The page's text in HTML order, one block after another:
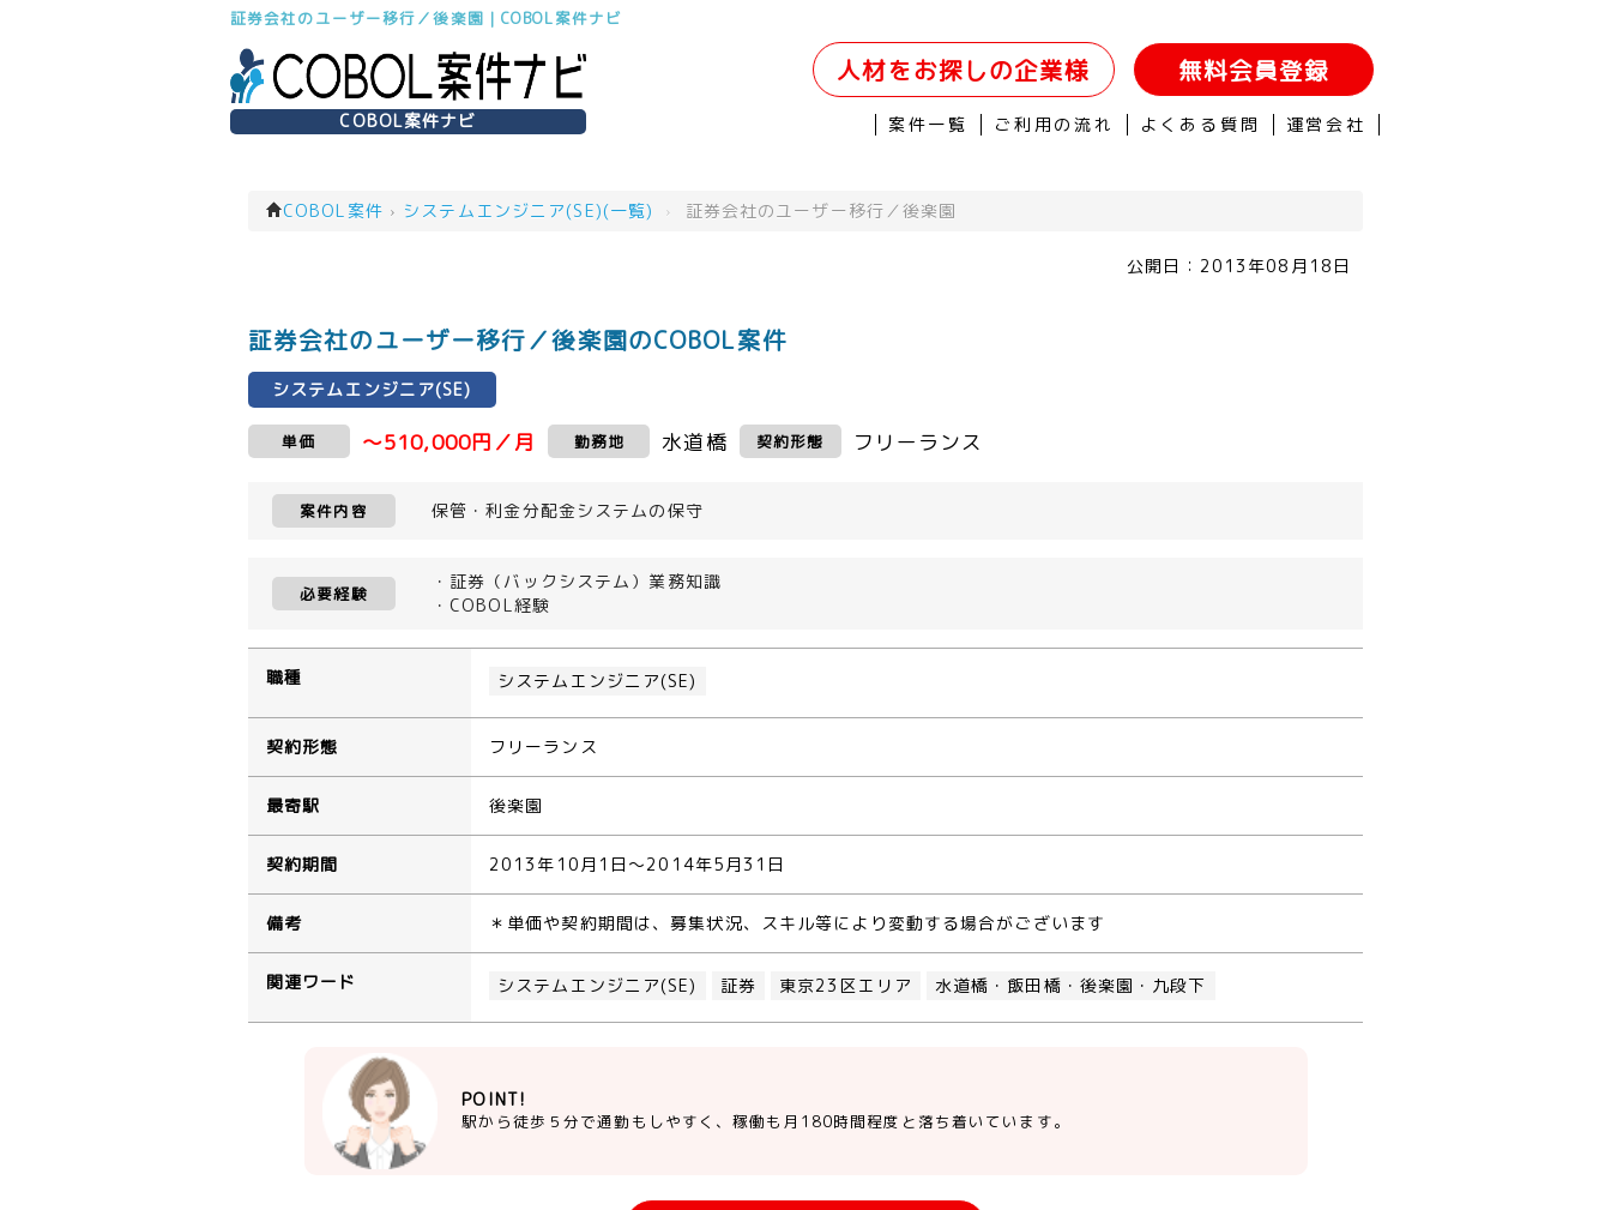
証券会社のユーザー移行／後楽園｜COBOL案件ナビ
COBOL案件ナビ
人材をお探しの企業様 無料会員登録
案件一覧 ご利用の流れ よくある質問 運営会社
COBOL案件 › システムエンジニア(SE)(一覧) › 証券会社のユーザー移行／後楽園
公開日： 2013年08月18日
証券会社のユーザー移行／後楽園のCOBOL案件
システムエンジニア(SE)
単価 ～510,000円／月 勤務地 水道橋 契約形態 フリーランス
案件内容 保管・利金分配金システムの保守
必要経験
・証券（バックシステム）業務知識
・COBOL経験
職種 システムエンジニア(SE)
契約形態 フリーランス
最寄駅 後楽園
契約期間 2013年10月1日～2014年5月31日
備考 ＊単価や契約期間は、募集状況、スキル等により変動する場合がございます
関連ワード システムエンジニア(SE) 証券 東京23区エリア 水道橋・飯田橋・後楽園・九段下
POINT!
駅から徒歩５分で通勤もしやすく、稼働も月180時間程度と落ち着いています。